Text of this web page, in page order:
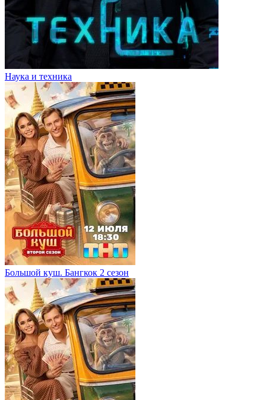
Наука и техника
Большой куш. Бангкок 2 сезон